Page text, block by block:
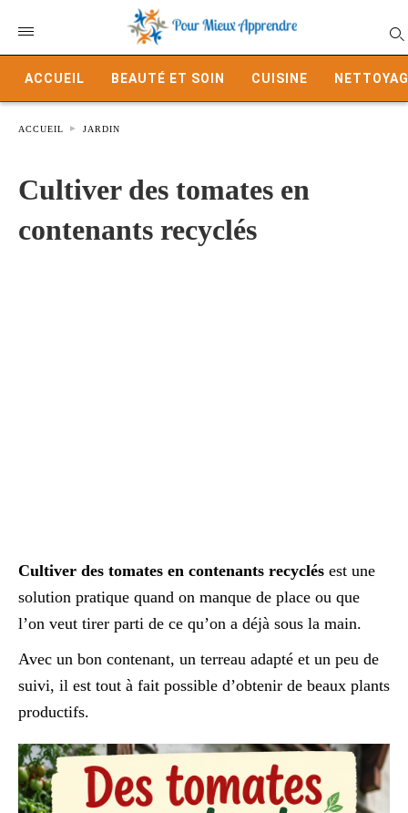
ACCUEIL BEAUTÉ ET SOIN CUISINE
ACCUEIL JARDIN
Cultiver des tomates en
contenants recyclés
Cultiver des tomates en contenants recyclés est une
solution pratique quand on manque de place ou que
l’on veut tirer parti de ce qu’on a déjà sous la main.
Avec un bon contenant, un terreau adapté et un peu de
suivi, il est tout à fait possible d’obtenir de beaux plants
productifs.